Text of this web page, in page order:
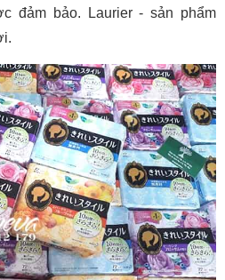
đảm bảo. Laurier - sản phẩm